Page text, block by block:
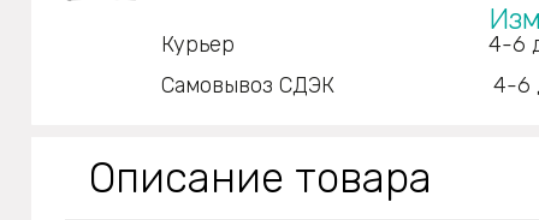
Курьер
4-6
Самовывоз СДЭК
4-6
Описание товара